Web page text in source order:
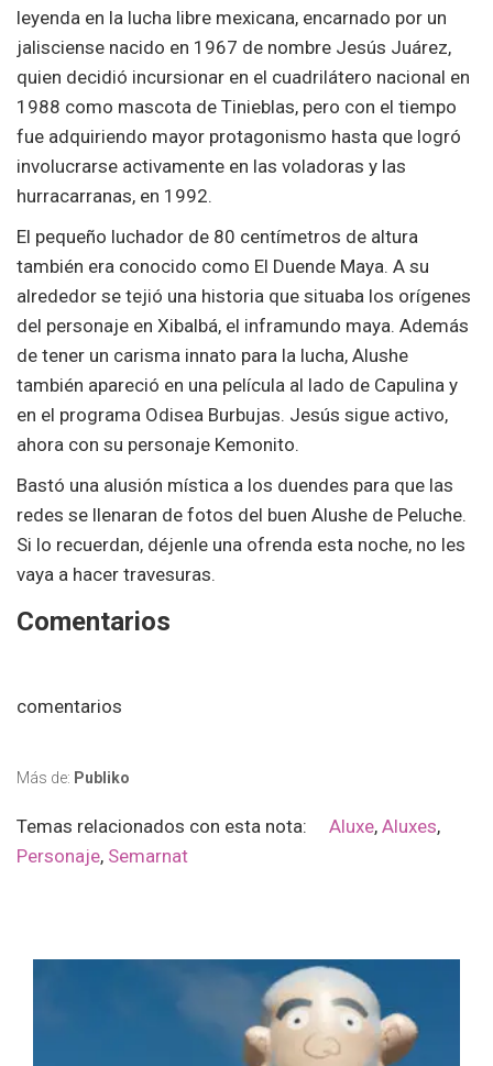
leyenda en la lucha libre mexicana, encarnado por un
jalisciense nacido en 1967 de nombre Jesús Juárez,
quien decidió incursionar en el cuadrilátero nacional en
1988 como mascota de Tinieblas, pero con el tiempo
fue adquiriendo mayor protagonismo hasta que logró
involucrarse activamente en las voladoras y las
hurracarranas, en 1992.
El pequeño luchador de 80 centímetros de altura
también era conocido como El Duende Maya. A su
alrededor se tejió una historia que situaba los orígenes
del personaje en Xibalbá, el inframundo maya. Además
de tener un carisma innato para la lucha, Alushe
también apareció en una película al lado de Capulina y
en el programa Odisea Burbujas. Jesús sigue activo,
ahora con su personaje Kemonito.
Bastó una alusión mística a los duendes para que las
redes se llenaran de fotos del buen Alushe de Peluche.
Si lo recuerdan, déjenle una ofrenda esta noche, no les
vaya a hacer travesuras.
Comentarios
comentarios
Más de: Publiko
Temas relacionados con esta nota: Aluxe, Aluxes,
Personaje, Semarnat